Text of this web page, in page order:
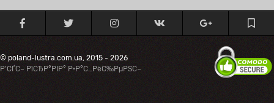
© poland-lustra.com.ua, 2015 - 2026
Р’СЃС– РїСЂР°РІР° Р·Р°С…РёС‰РµРЅС–